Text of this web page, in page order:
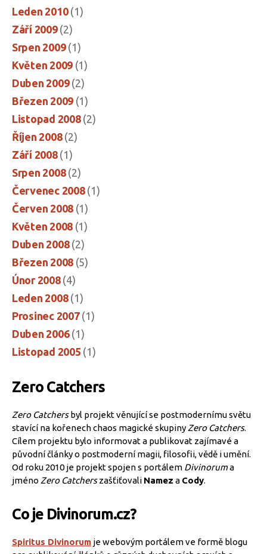
Leden 2010(1)
Září 2009(2)
Srpen 2009(1)
Květen 2009 (1)
Duben 2009(2)
Březen 2009 (1)
Listopad 2008(2)
Říjen 2008(2)
Září 2008(1)
Srpen 2008(2)
Červenec 2008(1)
Červen 2008 (1)
Květen 2008 (1)
Duben 2008(2)
Březen 2008 (5)
Únor 2008(4)
Leden 2008(1)
Prosinec 2007(1)
Duben 2006(1)
Listopad 2005 (1)
Zero Catchers
Zero Catchersbyl projekt věnující se postmodernímu světu
stavící na kořenech chaos magické skupiny Zero Catchers.
Cílem projektu bylo informovat a publikovat zajímavé a
původní články o postmoderní magii, filosofii, vědě i umění.
Od roku 2010 je projekt spojen s portálem Divinoruma
jméno Zero Catcherszašťiťovali Namez a Cody.
Co je Divinorum.cz?
Spiritus Divinorum je webovým portálem ve formě blogu